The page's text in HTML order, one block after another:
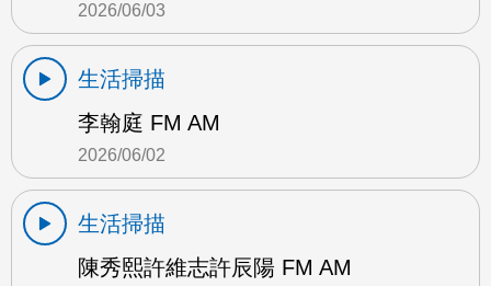
2026/06/03
生活掃描
李翰庭 FM AM
2026/06/02
生活掃描
陳秀熙許維志許辰陽 FM AM